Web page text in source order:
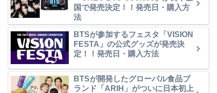
国で発売決定！！発売日・購入方
法
BTSが参加するフェスタ「VISION
FESTA」の公式グッズが発売決
定！！発売日・購入方法
BTSが開発したグローバル食品ブ
ランド「ARIH」がついに日本初上